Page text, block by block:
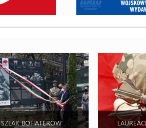
SZLAK BOHATERÓW